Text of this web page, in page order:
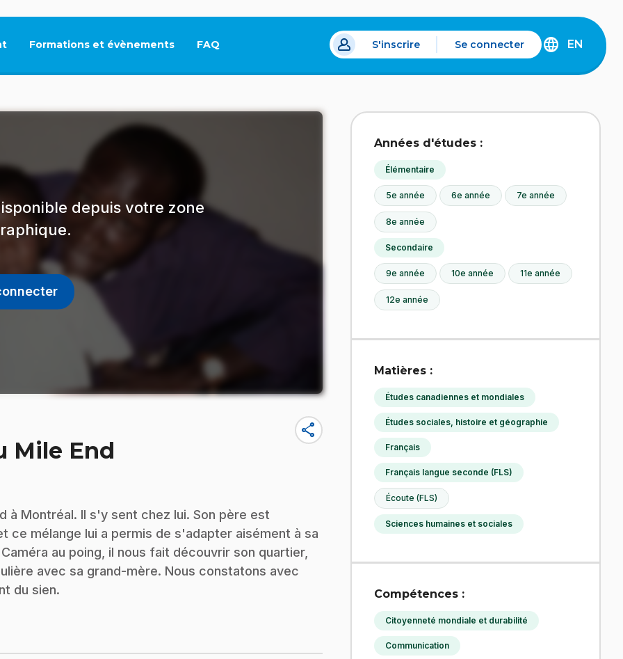
Formations et évènements FAQ
Ce lien s'ouvrira dans un nouvel onglet.
S'inscrire Se connecter
DISCOVER
EN
depuis votre zone
Mile End
share
à Montréal. Il s'y sent chez lui. Son père est
ce mélange lui a permis de s'adapter aisément à sa
au poing, il nous fait découvrir son quartier,
avec sa grand-mère. Nous constatons avec
du sien.
Années d'études :
Élémentaire
5e année 6e année 7e année
8e année
Secondaire
9e année 10e année 11e année
12e année
Matières :
Études canadiennes et mondiales
Études sociales, histoire et géographie
Français
Français langue seconde (FLS)
Écoute (FLS)
Sciences humaines et sociales
Compétences :
Citoyenneté mondiale et durabilité
Communication